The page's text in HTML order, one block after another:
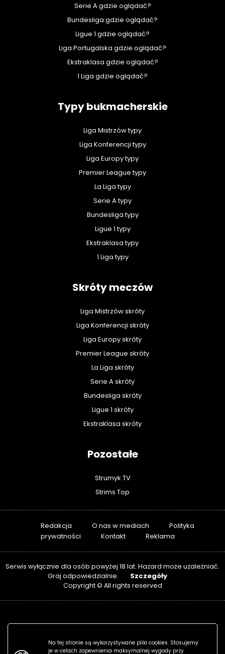
Serie A gdzie oglądać?
Bundesliga gdzie oglądać?
Ligue 1 gdzie oglądać?
Liga Portugalska gdzie oglądać?
Ekstraklasa gdzie oglądać?
1 Liga gdzie oglądać?
Typy bukmacherskie
Liga Mistrzów typy
Liga Konferencji typy
Liga Europy typy
Premier League typy
La Liga typy
Serie A typy
Bundesliga typy
Ligue 1 typy
Ekstraklasa typy
1 Liga typy
Skróty meczów
Liga Mistrzów skróty
Liga Konferencji skróty
Liga Europy skróty
Premier League skróty
La Liga skróty
Serie A skróty
Bundesliga skróty
Ligue 1 skróty
Ekstraklasa skróty
Pozostałe
Strumyk TV
Strims Top
Redakcja O nas w mediach
Polityka
prywatności
Kontakt Reklama
Serwis wyłącznie dla osób powyżej 18 lat. Hazard może uzależniać.
Graj odpowiedzialnie.
Szczegóły
Copyright © All rights reserved
Na tej stronie są wykorzystywane pliki cookies. Stosujemy
je w celach zapewnienia maksymalnej wygody przy